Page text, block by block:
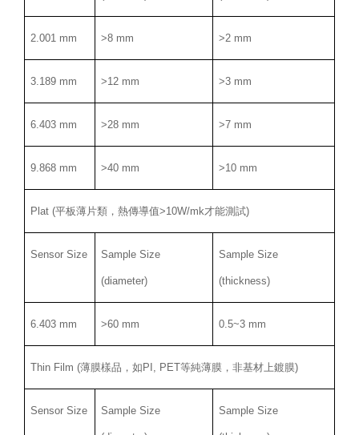
2.001 mm >8 mm >2 mm
3.189 mm >12 mm >3 mm
6.403 mm >28 mm >7 mm
9.868 mm >40 mm >10 mm
Plat (平板薄片類，熱傳導值>10W/mk才能測試)
Sensor Size Sample Size
(diameter)
Sample Size
(thickness)
6.403 mm >60 mm 0.5~3 mm
Thin Film (薄膜樣品，如PI, PET等純薄膜，非基材上鍍膜)
Sensor Size Sample Size Sample Size